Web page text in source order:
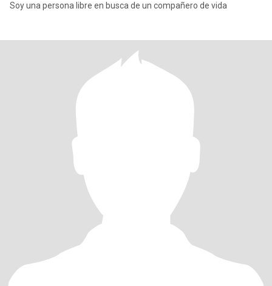
Soy una persona libre en busca de un compañero de vida